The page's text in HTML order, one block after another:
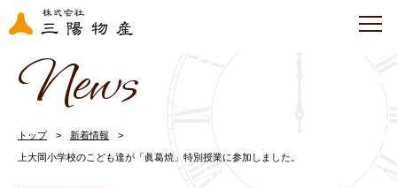
News
トップ 新着情報
上大岡小学校のこども達が「眞葛焼」特別授業に参加しました。